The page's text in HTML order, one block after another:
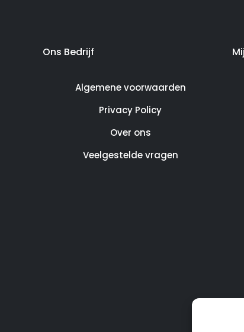
Ons Bedrijf
Algemene voorwaarden
Privacy Policy
Over ons
Veelgestelde vragen